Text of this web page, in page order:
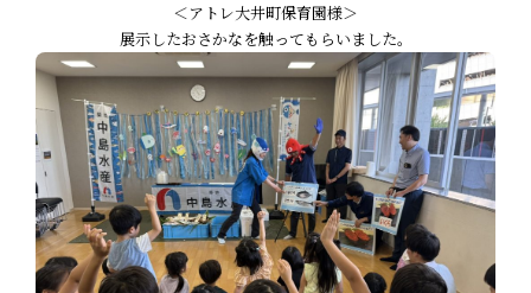
＜アトレ大井町保育園様＞
展示したおさかなを触ってもらいました。